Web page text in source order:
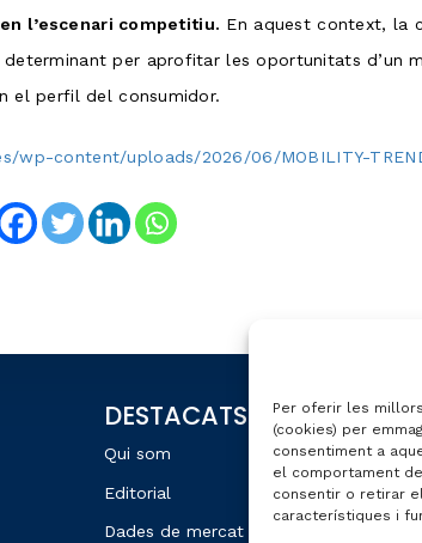
Per oferir les
(cookies) per
consentiment a
el comportament
consentir o retirar
característiques i
l’escenari competitiu. En aquest context, la
per aprofitar les oportunitats d’un
el perfil del consumidor.
content/uploads/2026/06/MOBILITY-
DESTACATS
Qui som
Editorial
Dades de mercat